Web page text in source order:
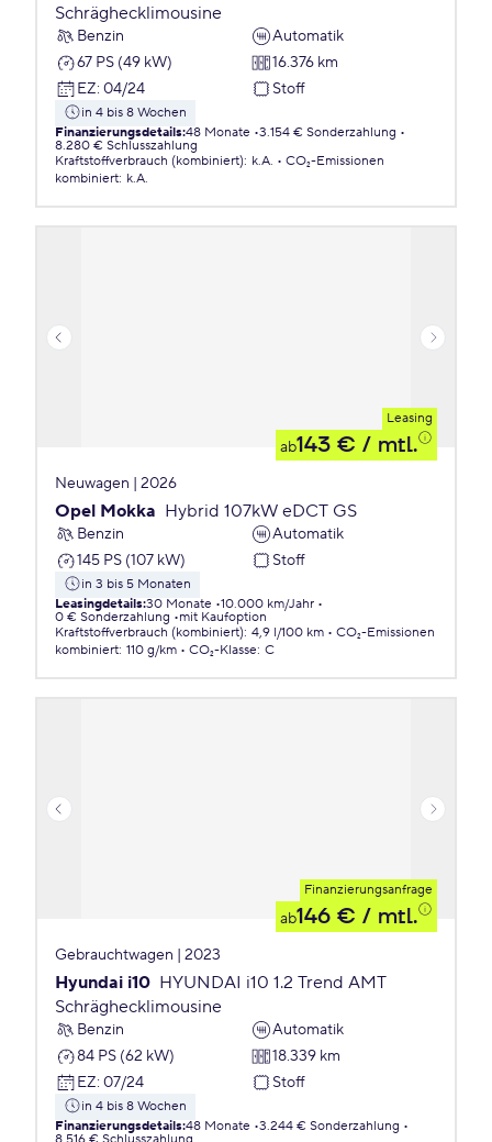
Schräghecklimousine
Benzin
Automatik
67 PS (49 kW)
16.376 km
EZ: 04/24 Stoff
in 4 bis 8 Wochen
Finanzierungsdetails:48 Monate 3.154 € Sonderzahlung
8.280 € Schlusszahlung
Kraftstoffverbrauch (kombiniert): k.A.
CO₂-Emissionen
kombiniert: k.A.
Leasing
ab143 € / mtl.
Neuwagen | 2026
Opel Mokka Hybrid 107kW eDCT GS
Benzin
Automatik
145 PS (107 kW)
Stoff
in 3 bis 5 Monaten
Leasingdetails:30 Monate 10.000 km/Jahr
0 € Sonderzahlung
mit Kaufoption
Kraftstoffverbrauch (kombiniert): 4,9 l/100 km
CO₂-Emissionen
kombiniert: 110 g/km CO₂-Klasse: C
Finanzierungsanfrage
ab146 € / mtl.
Gebrauchtwagen | 2023
Hyundai i10 HYUNDAI i10 1.2 Trend AMT
Schräghecklimousine
Benzin
Automatik
84 PS (62 kW)
18.339 km
EZ: 07/24 Stoff
in 4 bis 8 Wochen
Finanzierungsdetails:48 Monate 3.244 € Sonderzahlung